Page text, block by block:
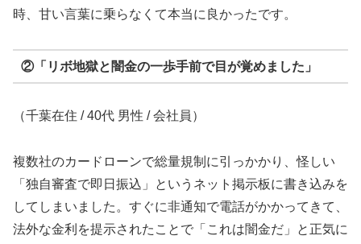
時、甘い言葉に乗らなくて本当に良かったです。
②「リボ地獄と闇金の一歩手前で目が覚めました」
（千葉在住 / 40代 男性 / 会社員）
複数社のカードローンで総量規制に引っかかり、怪しい
「独自審査で即日振込」というネット掲示板に書き込みを
してしまいました。すぐに非通知で電話がかかってきて、
法外な金利を提示されたことで「これは闇金だ」と正気に